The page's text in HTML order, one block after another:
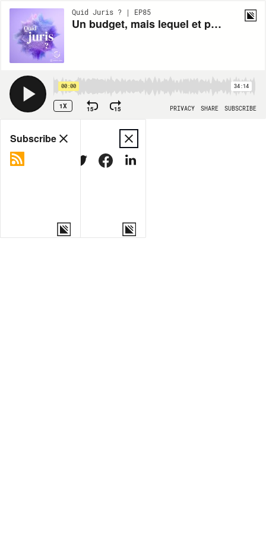
Quid Juris ? | EP85
Un budget, mais lequel et pour quand ?
00:00 34:14
1X 15 15 PRIVACY SHARE SUBSCRIBE
Share
MORE OPTIONS
Subscribe